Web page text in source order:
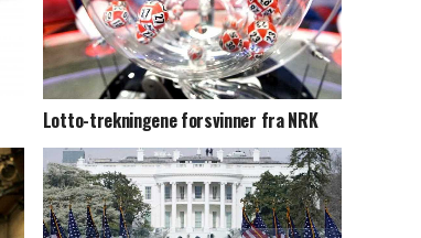
Lotto-trekningene forsvinner fra NRK